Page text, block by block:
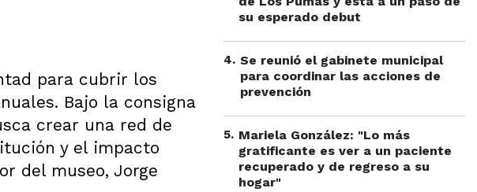
para cubrir los
Bajo la consigna
crear una red de
y el impacto
del museo, Jorge
su esperado debut
4. Se reunió el gabinete municipal
para coordinar las acciones de
prevención
5. Mariela González: "Lo más
gratificante es ver a un paciente
recuperado y de regreso a su
hogar"